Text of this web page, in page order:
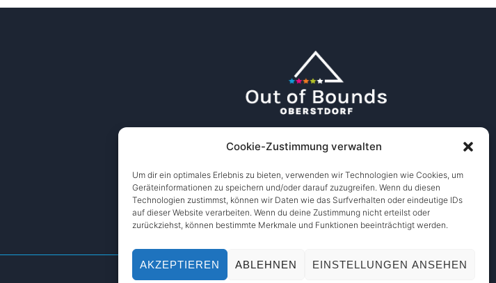
Cookie-Zustimmung verwalten
Um dir ein optimales Erlebnis zu bieten, verwenden wir Technologien wie Cookies, um
Geräteinformationen zu speichern und/oder darauf zuzugreifen. Wenn du diesen
Technologien zustimmst, können wir Daten wie das Surfverhalten oder eindeutige IDs
auf dieser Website verarbeiten. Wenn du deine Zustimmung nicht erteilst oder
zurückziehst, können bestimmte Merkmale und Funktionen beeinträchtigt werden.
AKZEPTIEREN ABLEHNEN EINSTELLUNGEN ANSEHEN